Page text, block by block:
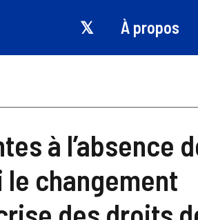
𝕏 À propos
à l’absence
le changement